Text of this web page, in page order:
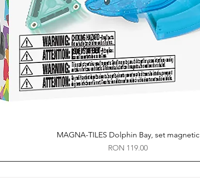
Quick View
MAGNA-TILES Dolphin Bay, set magnetic
Price
RON 119.00